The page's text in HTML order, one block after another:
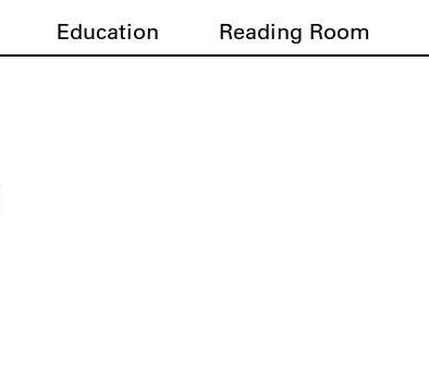
Education Reading Room